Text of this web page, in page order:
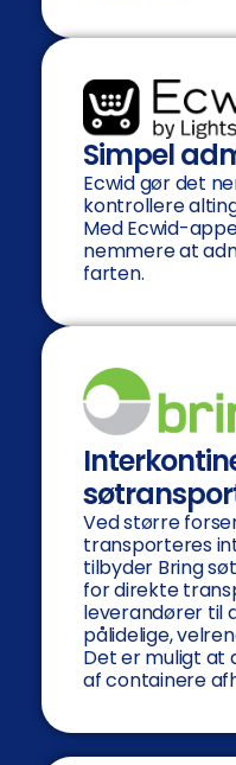
Simpel
Ecwid gør det
kontrollere
Med Ecwid-
nemmere at
farten.
Ved større
transporteres
tilbyder Bring
for direkte
leverandører til
pålidelige,
Det er muligt at
af containere